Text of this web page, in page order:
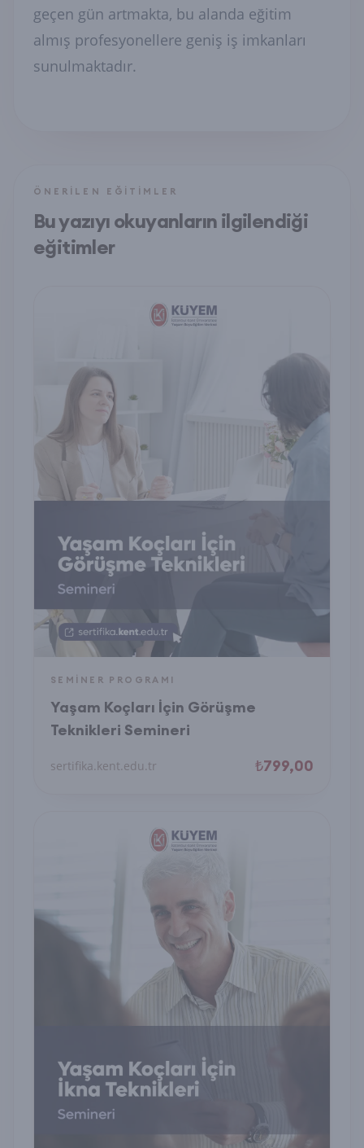
geçen gün artmakta, bu alanda eğitim
almış profesyonellere geniş iş imkanları
sunulmaktadır.
ÖNERILEN EĞITIMLER
Bu yazıyı okuyanların ilgilendiği
eğitimler
SEMINER PROGRAMI
Yaşam Koçları İçin Görüşme
Teknikleri Semineri
sertifika.kent.edu.tr ₺799,00